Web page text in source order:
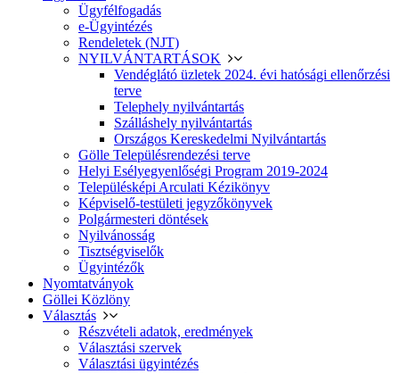
Ügyfélfogadás
e-Ügyintézés
Rendeletek (NJT)
NYILVÁNTARTÁSOK
Vendéglátó üzletek 2024. évi hatósági ellenőrzési
terve
Telephely nyilvántartás
Szálláshely nyilvántartás
Országos Kereskedelmi Nyilvántartás
Gölle Településrendezési terve
Helyi Esélyegyenlőségi Program 2019-2024
Településképi Arculati Kézikönyv
Képviselő-testületi jegyzőkönyvek
Polgármesteri döntések
Nyilvánosság
Tisztségviselők
Ügyintézők
Nyomtatványok
Göllei Közlöny
Választás
Részvételi adatok, eredmények
Választási szervek
Választási ügyintézés